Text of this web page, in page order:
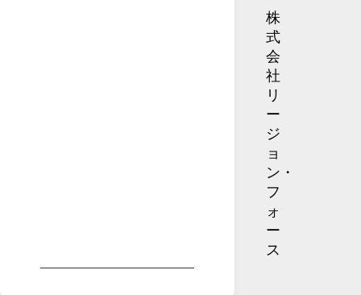
株
式
会
社
リ
ー
ジ
ョ
ン・
フ
ォ
ー
ス